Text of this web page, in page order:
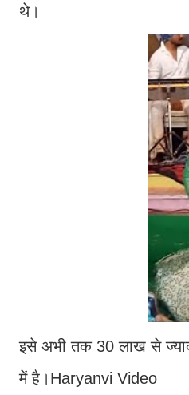
थे।
इसे अभी तक 30 लाख से
में है।Haryanvi Video